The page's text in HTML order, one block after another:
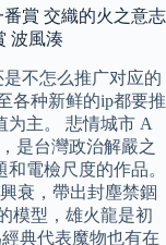
賞 交織的火之意志
波風湊
不怎么推广对应的
各种新鲜的ip都要推
为主。 悲情城市 A
是台灣政治解嚴之
電檢尺度的作品。
衰，帶出封塵禁錮
模型，雄火龍是初
典代表魔物也有在